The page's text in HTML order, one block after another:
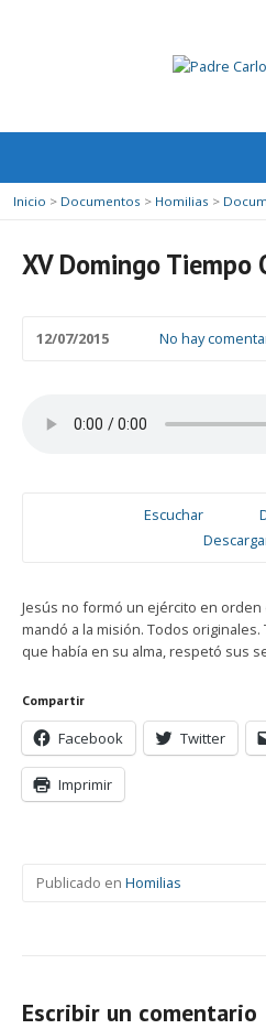
Inicio > Documentos > Homilias >
XV Domingo Tiempo
12/07/2015 No hay
Escuchar
Jesús no formó un ejército en orden
mandó a la misión. Todos
que había en su alma, respetó sus
Compartir
Facebook Twitter
Imprimir
Publicado en Homilias
Escribir un comentario